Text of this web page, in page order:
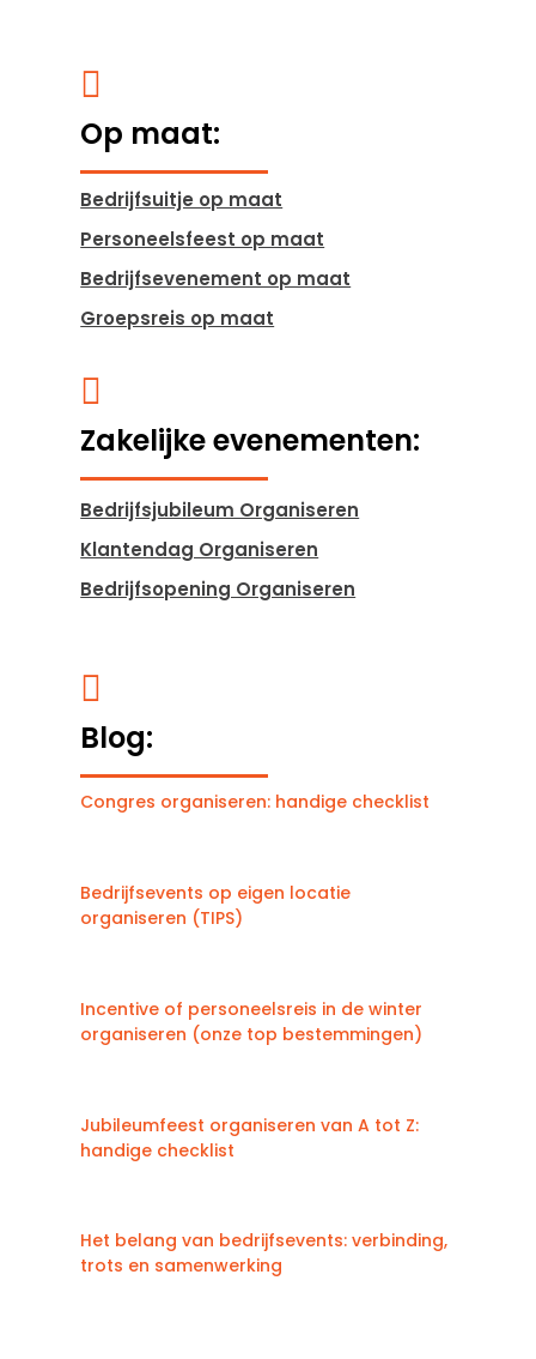

Op maat:
Bedrijfsuitje op maat
Personeelsfeest op maat
Bedrijfsevenement op maat
Groepsreis op maat

Zakelijke evenementen:
Bedrijfsjubileum Organiseren
Klantendag Organiseren
Bedrijfsopening Organiseren

Blog:
Congres organiseren: handige checklist
Bedrijfsevents op eigen locatie
organiseren (TIPS)
Incentive of personeelsreis in de winter
organiseren (onze top bestemmingen)
Jubileumfeest organiseren van A tot Z:
handige checklist
Het belang van bedrijfsevents: verbinding,
trots en samenwerking